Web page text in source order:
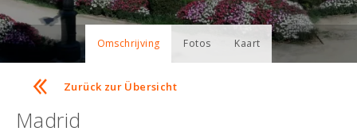
Omschrijving Fotos Kaart
Zurück zur Übersicht
Madrid